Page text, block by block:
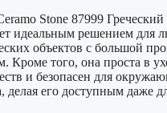
Stone 87999
идеальным решением для
объектов с большой
Кроме того, она проста в
и безопасен для
делая его доступным даже